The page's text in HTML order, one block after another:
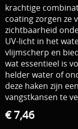
krachtige
coating zorgen ze
zichtbaarheid
UV-licht in het
vlijmscherp en
wat essentieel is
helder water of
deze haken zijn
vangstkansen te
€ 7,46